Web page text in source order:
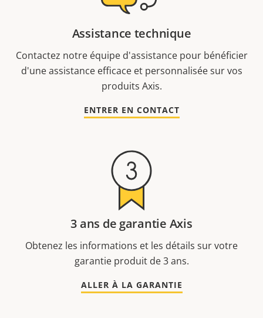
Assistance technique
Contactez notre équipe d'assistance pour bénéficier
d'une assistance efficace et personnalisée sur vos
produits Axis.
ENTRER EN CONTACT
3 ans de garantie Axis
Obtenez les informations et les détails sur votre
garantie produit de 3 ans.
ALLER À LA GARANTIE